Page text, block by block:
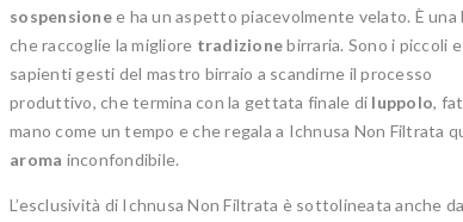
sospensionee ha un aspetto piacevolmente velato. È una
che raccoglie la migliore tradizionebirraria. Sono i piccoli e
sapienti gesti del mastro birraio a scandirne il processo
produttivo, che termina con la gettata finale di luppolo,
mano come un tempo e che regala a Ichnusa Non Filtrata
aroma inconfondibile.
L’esclusività di Ichnusa Non Filtrata è sottolineata anche